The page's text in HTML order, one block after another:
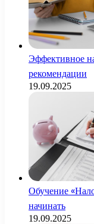
Эффективное
рекомендации
19.09.2025
Обучение
начинать
19.09.2025